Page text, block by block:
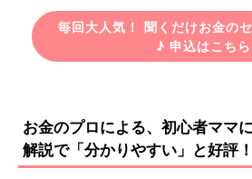
毎回大人気！ 聞くだけお金の
♪ 申込はこちら
お金のプロによる、初心者ママ
解説で「分かりやすい」と好評！